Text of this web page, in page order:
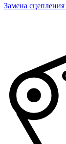
Замена сцепления